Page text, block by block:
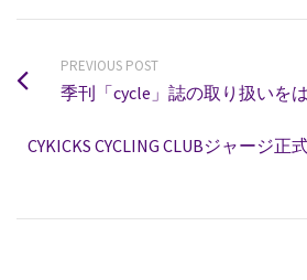
PREVIOUS POST
季刊「cycle」誌の取り扱いを
CYKICKS CYCLING CLUBジャージ